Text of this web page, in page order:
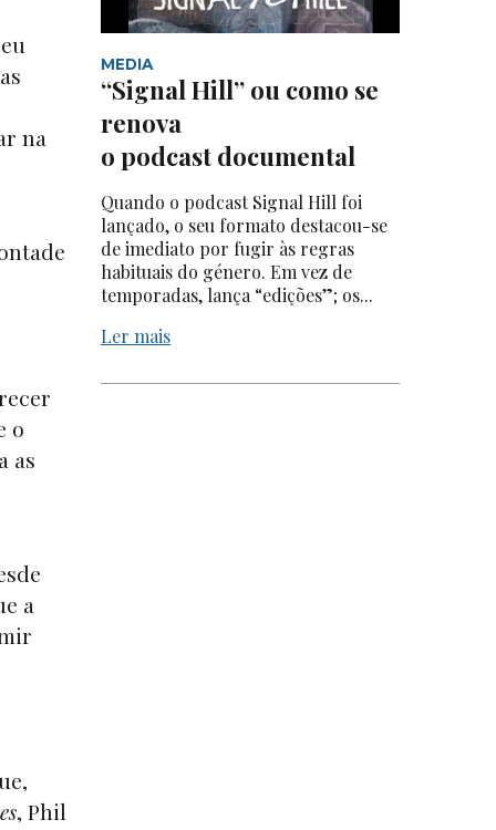
na
o
as
a
, Phil
MEDIA
“Signal Hill” ou como se
renova
o podcast documental
Quando o podcast Signal Hill foi
lançado, o seu formato destacou-se
de imediato por fugir às regras
habituais do género. Em vez de
temporadas, lança “edições”; os...
Ler mais